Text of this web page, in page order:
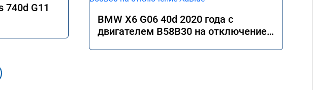
740d G11
BMW X6 G06 40d 2020 года с
двигателем B58B30 на отключение